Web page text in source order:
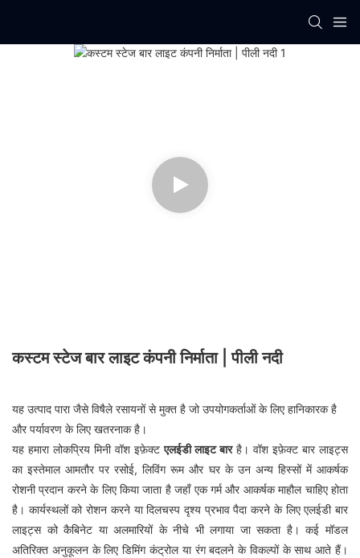
कस्टम स्टेज बार लाइट कंपनी निर्माता | पीली नदी
यह उत्पाद पारा जैसे विषैले रसायनों से मुक्त है जो उपयोगकर्ताओं के लिए हानिकारक है
और पर्यावरण के लिए खतरनाक है।
यह हमारा लोकप्रिय मिनी वॉश इफ़ेक्टएलईडी लाइट बारहै। वॉश इफ़ेक्ट बार लाइट्स
का इस्तेमाल आमतौर पर रसोई, लिविंग रूम और घर के उन अन्य हिस्सों में आकर्षक
रोशनी प्रदान करने के लिए किया जाता है जहाँ एक गर्म और आकर्षक माहौल चाहिए होता
है। कार्यस्थलों को रोशन करने या दिलचस्प दृश्य प्रभाव पैदा करने के लिए एलईडी बार
लाइट्स को कैबिनेट या अलमारियों के नीचे भी लगाया जा सकता है। कई मॉडल
अतिरिक्त अनुकूलन के लिए डिमिंग कंट्रोल या रंग बदलने के विकल्पों के साथ आते हैं।